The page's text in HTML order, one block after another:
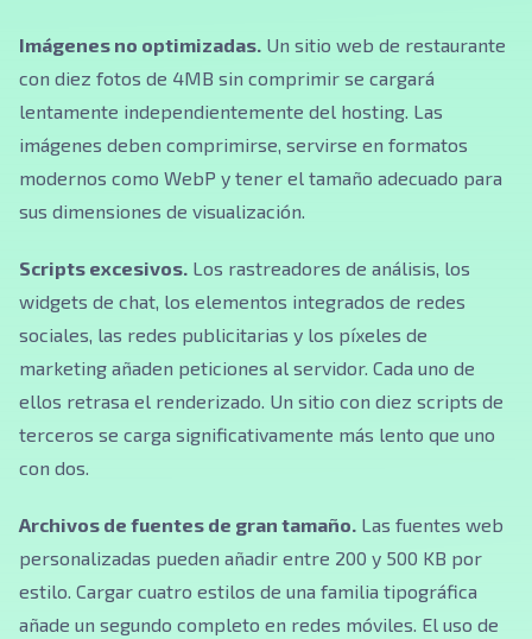
Imágenes no optimizadas. Un sitio web de restaurante
con diez fotos de 4MB sin comprimir se cargará
lentamente independientemente del hosting. Las
imágenes deben comprimirse, servirse en formatos
modernos como WebP y tener el tamaño adecuado para
sus dimensiones de visualización.
Scripts excesivos. Los rastreadores de análisis, los
widgets de chat, los elementos integrados de redes
sociales, las redes publicitarias y los píxeles de
marketing añaden peticiones al servidor. Cada uno de
ellos retrasa el renderizado. Un sitio con diez scripts de
terceros se carga significativamente más lento que uno
con dos.
Archivos de fuentes de gran tamaño. Las fuentes web
personalizadas pueden añadir entre 200 y 500 KB por
estilo. Cargar cuatro estilos de una familia tipográfica
añade un segundo completo en redes móviles. El uso de